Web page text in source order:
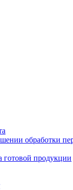
обработки
готовой продукции